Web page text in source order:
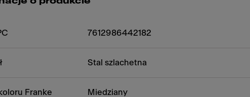
7612986442182
Stal szlachetna
Franke Miedziany